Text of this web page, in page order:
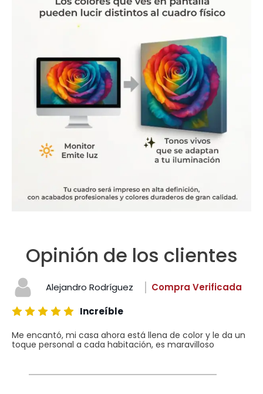
Opinión de los clientes
Alejandro Rodríguez
Compra Verificada
Increíble
Me encantó, mi casa ahora está llena de color y le da un
toque personal a cada habitación, es maravilloso